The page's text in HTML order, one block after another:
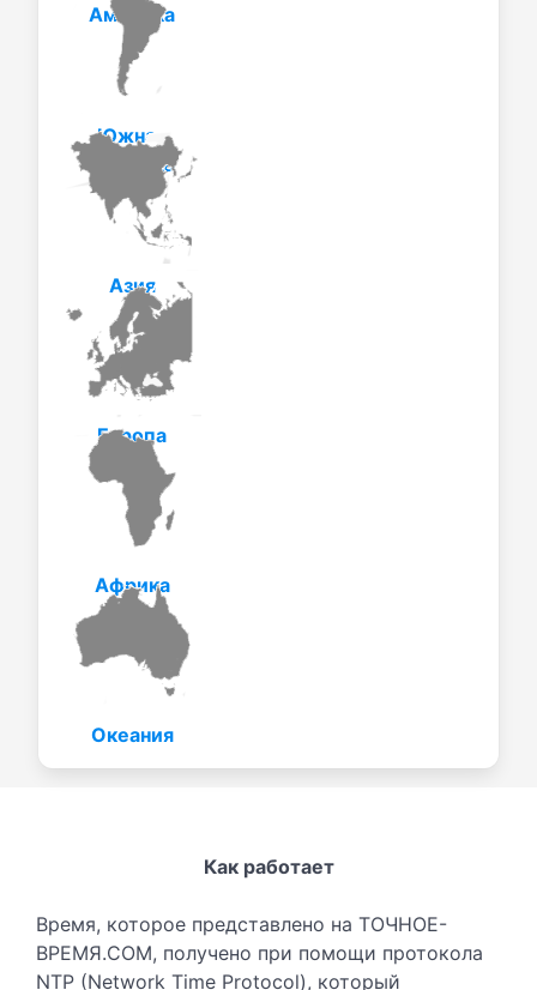
Америка
Южная
Америка
Азия
Европа
Африка
Океания
Как работает
Время, которое представлено на ТОЧНОЕ-
ВРЕМЯ.COM, получено при помощи протокола
NTP (Network Time Protocol), который